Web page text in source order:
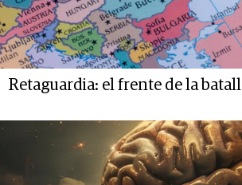
Retaguardia: el frente de la